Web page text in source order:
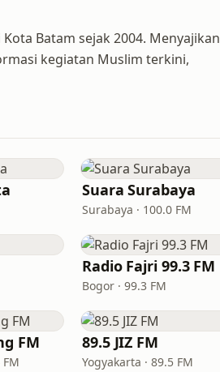
Batam sejak 2004. Menyajikan
kegiatan Muslim terkini,
Suara Surabaya
Surabaya · 100.0 FM
Radio Fajri 99.3 FM
Bogor · 99.3 FM
FM 89.5 JIZ FM
Yogyakarta · 89.5 FM